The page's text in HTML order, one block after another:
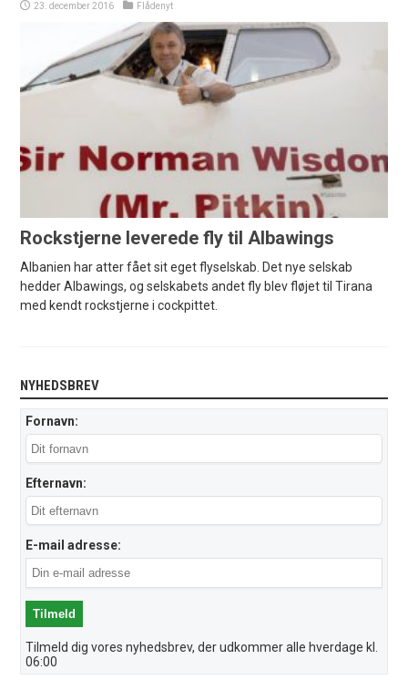
23. december 2016 Flådenyt
Rockstjerne leverede fly til Albawings
Albanien har atter fået sit eget flyselskab. Det nye selskab
hedder Albawings, og selskabets andet fly blev fløjet til Tirana
med kendt rockstjerne i cockpittet.
NYHEDSBREV
Fornavn:
Efternavn:
E-mail adresse:
Tilmeld dig vores nyhedsbrev, der udkommer alle hverdage kl.
06:00